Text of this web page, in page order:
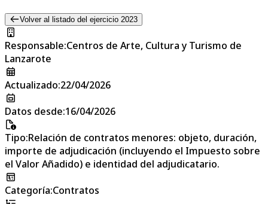
Volver al listado del ejercicio 2023
Responsable:Centros de Arte, Cultura y Turismo de
Lanzarote
Actualizado:22/04/2026
Datos desde:16/04/2026
Tipo:Relación de contratos menores: objeto, duración,
importe de adjudicación (incluyendo el Impuesto sobre
el Valor Añadido) e identidad del adjudicatario.
Categoría:Contratos